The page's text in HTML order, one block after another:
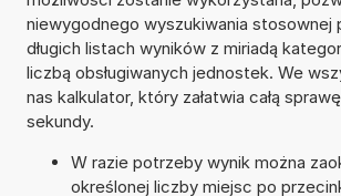
niewygodnego wyszukiwania stosownej
długich listach wyników z miriadą
liczbą obsługiwanych jednostek. We
nas kalkulator, który załatwia całą
sekundy.
W razie potrzeby wynik można
określonej liczby miejsc po